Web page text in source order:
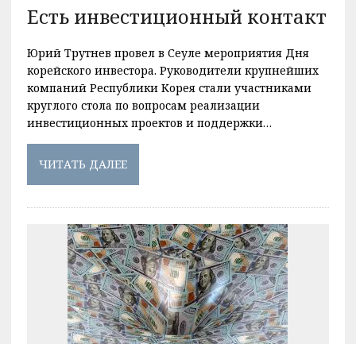
Есть инвестиционный контакт
Юрий Трутнев провел в Сеуле мероприятия Дня
корейского инвестора. Руководители крупнейших
компаний Республики Корея стали участниками
круглого стола по вопросам реализации
инвестиционных проектов и поддержки…
ЧИТАТЬ ДАЛЕЕ